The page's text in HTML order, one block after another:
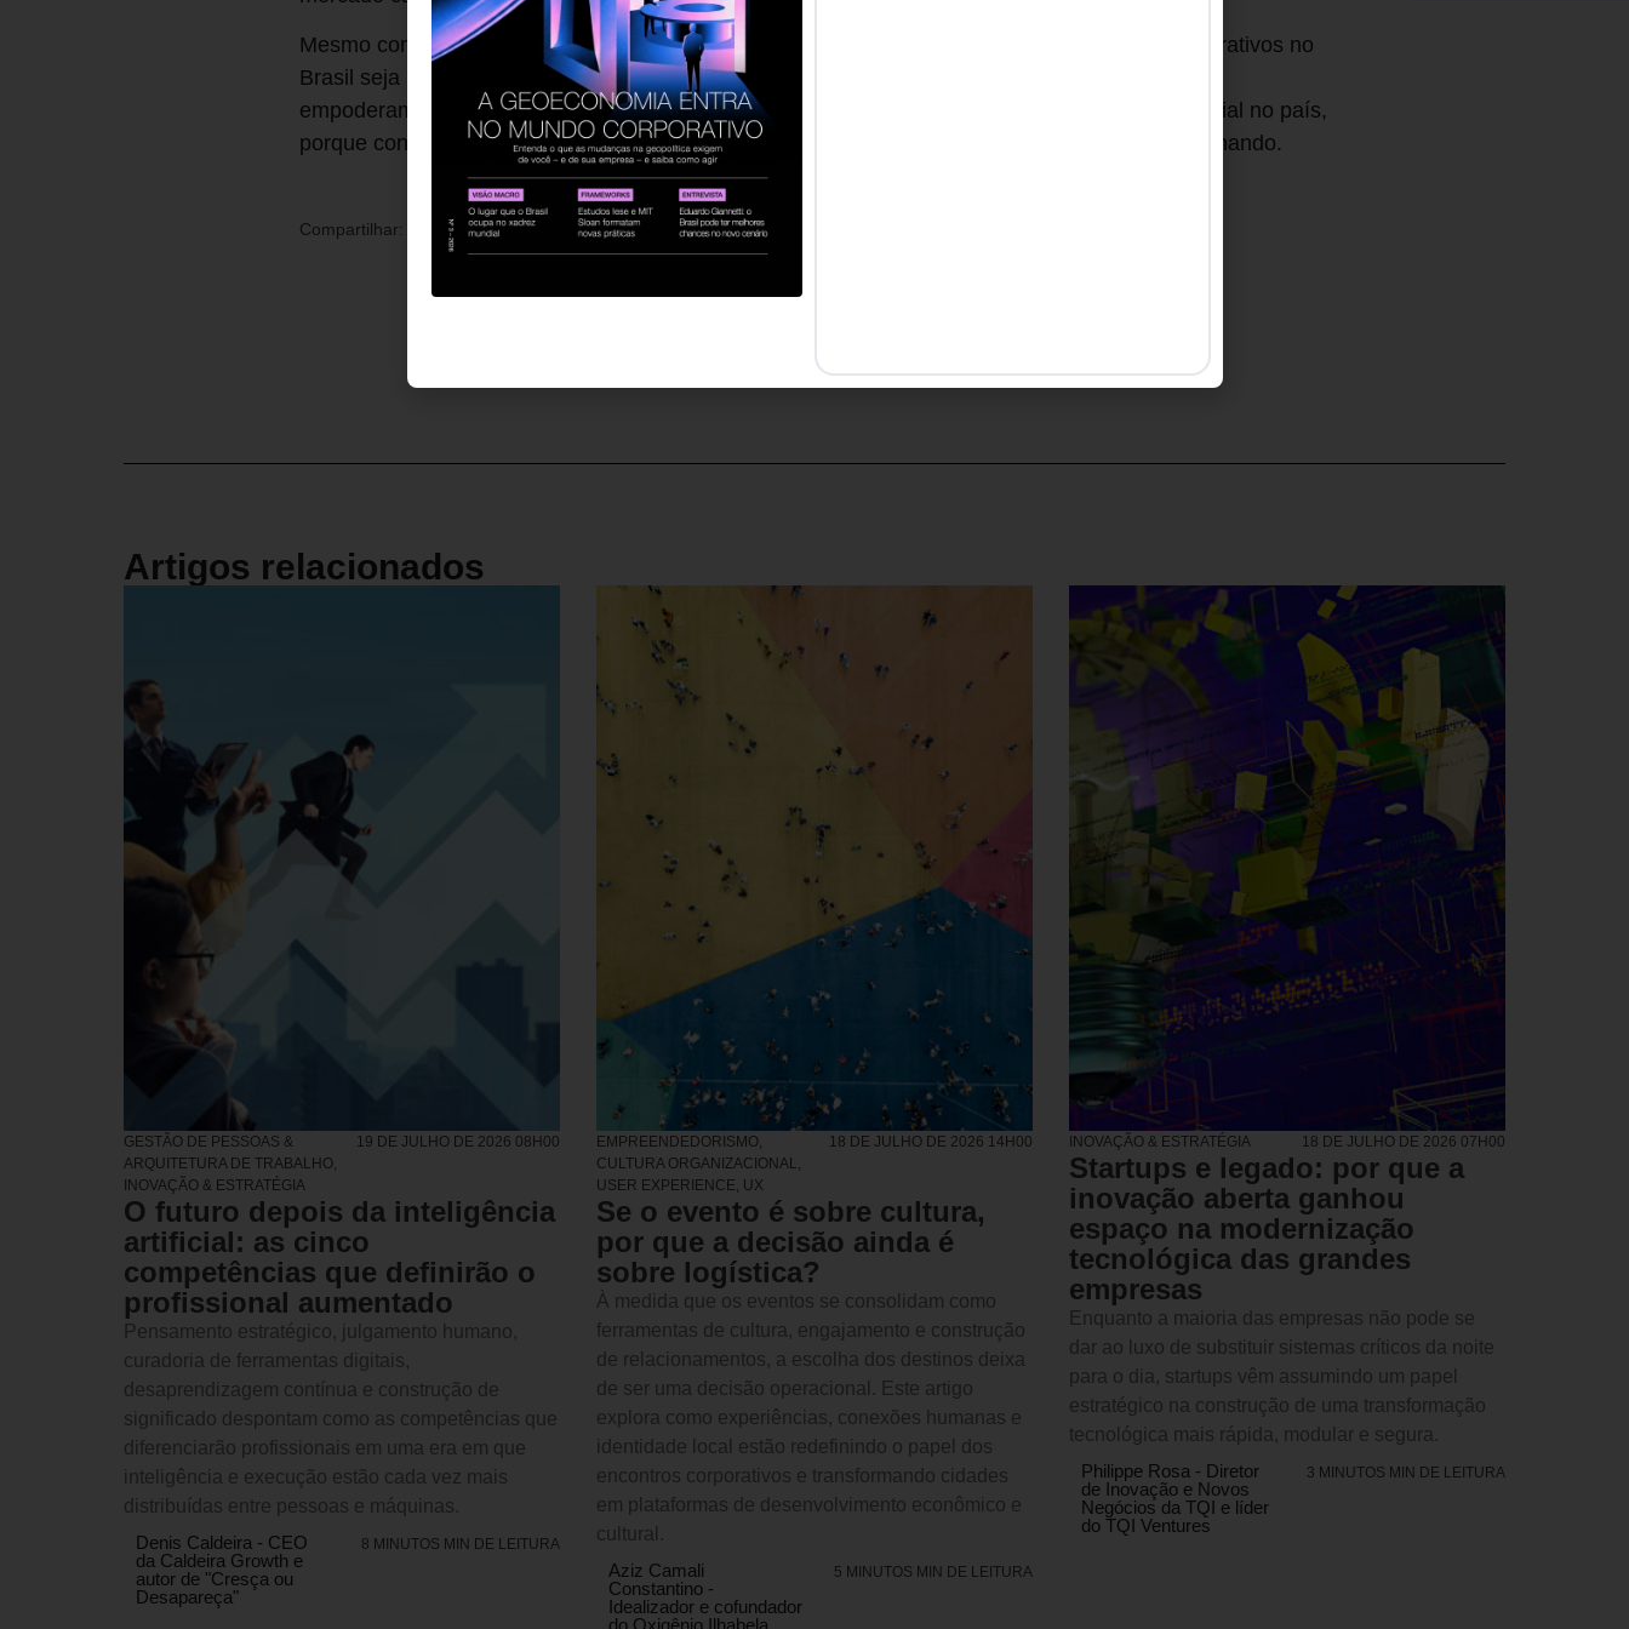
Mesmo com tantos desafios, a meu ver, acredito que o futuro do segmento de benefícios corporativos no
Brasil seja promissor, porque ao investir nos colaboradores, as empresas contribuem para o
empoderamento e o bem-estar deles, além de impulsionar o desenvolvimento econômico e social no país,
porque conseguem reter grandes talentos que crescem junto às corporações. Todos saem ganhando.
Compartilhar:
Artigos relacionados
GESTÃO DE PESSOAS &
ARQUITETURA DE TRABALHO
INOVAÇÃO & ESTRATÉGIA
19 DE JULHO DE 2026 08H00
O futuro depois da inteligência
artificial: as cinco
competências que definirão o
profissional aumentado
Pensamento estratégico, julgamento humano,
curadoria de ferramentas digitais,
desaprendizagem contínua e construção de
significado despontam como as competências que
diferenciarão profissionais em uma era em que
inteligência e execução estão cada vez mais
distribuídas entre pessoas e máquinas.
Denis Caldeira - CEO
da Caldeira Growth e
autor de "Cresça ou
Desapareça"
8 MINUTOS MIN DE LEITURA
EMPREENDEDORISMO
CULTURA ORGANIZACIONAL
USER EXPERIENCE, UX
18 DE JULHO DE 2026 14H00
Se o evento é sobre cultura,
por que a decisão ainda é
sobre logística?
À medida que os eventos se consolidam como
ferramentas de cultura, engajamento e construção
de relacionamentos, a escolha dos destinos deixa
de ser uma decisão operacional. Este artigo
explora como experiências, conexões humanas e
identidade local estão redefinindo o papel dos
encontros corporativos e transformando cidades
em plataformas de desenvolvimento econômico e
cultural.
Aziz Camali
Constantino -
Idealizador e cofundador
do Oxigênio Ilhabela
5 MINUTOS MIN DE LEITURA
INOVAÇÃO & ESTRATÉGIA 18 DE JULHO DE 2026 07H00
Startups e legado: por que a
inovação aberta ganhou
espaço na modernização
tecnológica das grandes
empresas
Enquanto a maioria das empresas não pode se
dar ao luxo de substituir sistemas críticos da noite
para o dia, startups vêm assumindo um papel
estratégico na construção de uma transformação
tecnológica mais rápida, modular e segura.
Philippe Rosa - Diretor
de Inovação e Novos
Negócios da TQI e líder
do TQI Ventures
3 MINUTOS MIN DE LEITURA